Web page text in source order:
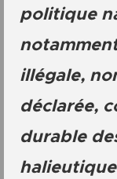
politique
illégale,
déclarée,
durable